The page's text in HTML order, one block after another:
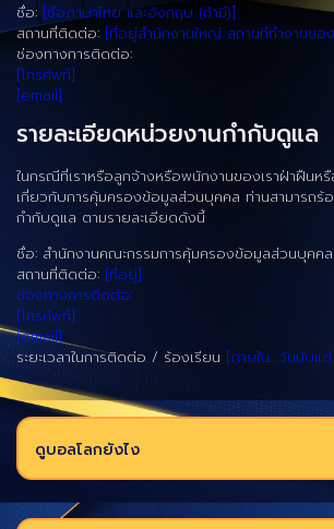
ชื่อ: [ชื่อภาษาไทย และอังกฤษ (ถ้ามี)]
สถานที่ติดต่อ: [ที่อยู่สำนักงานใหญ่ สถานที่ทำงานข
ช่องทางการติดต่อ:
[โทรศัพท์]
[email]
รายละเอียดหน่วยงานกำกับดูแล
ในกรณีที่เราหรือลูกจ้างหรือพนักงานของเราฝ่าฝืนห
เกี่ยวกับการคุ้มครองข้อมูลส่วนบุคคล ท่านสามารถร้
กำกับดูแล ตามรายละเอียดดังนี้
ชื่อ: สำนักงานคณะกรรมการคุ้มครองข้อมูลส่วนบุคคล
สถานที่ติดต่อ: [ที่อยู่]
ช่องทางการติดต่อ:
[โทรศัพท์]
[email]
ระยะเวลาในการติดต่อ / ร้องเรียน [ภายใน…วันนับแต่
ดูบอลโลกยังไง